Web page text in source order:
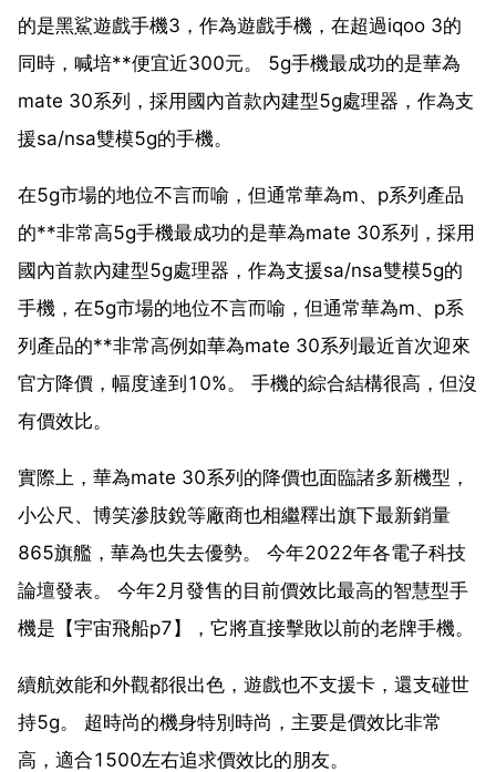
的是黑鯊遊戲手機3，作為遊戲手機，在超過iqoo 3的
同時，喊培**便宜近300元。 5g手機最成功的是華為
mate 30系列，採用國內首款內建型5g處理器，作為支
援sa/nsa雙模5g的手機。
在5g市場的地位不言而喻，但通常華為m、p系列產品
的**非常高5g手機最成功的是華為mate 30系列，採用
國內首款內建型5g處理器，作為支援sa/nsa雙模5g的
手機，在5g市場的地位不言而喻，但通常華為m、p系
列產品的**非常高例如華為mate 30系列最近首次迎來
官方降價，幅度達到10%。 手機的綜合結構很高，但沒
有價效比。
實際上，華為mate 30系列的降價也面臨諸多新機型，
小公尺、博笑滲肢銳等廠商也相繼釋出旗下最新銷量
865旗艦，華為也失去優勢。 今年2022年各電子科技
論壇發表。 今年2月發售的目前價效比最高的智慧型手
機是【宇宙飛船p7】，它將直接擊敗以前的老牌手機。
續航效能和外觀都很出色，遊戲也不支援卡，還支碰世
持5g。 超時尚的機身特別時尚，主要是價效比非常
高，適合1500左右追求價效比的朋友。